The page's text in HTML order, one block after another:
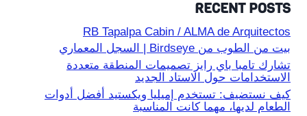
RECENT POSTS
RB Tapalpa Cabin / ALMA de Arquitectos
بيت من الطوب من Birdseye | السجل المعماري
تشارك تامبا باي رايز تصميمات المنطقة متعددة
الاستخدامات حول الاستاد الجديد
كيف نستضيف: تستخدم إميليا ويكستيد أفضل أدوات
الطعام لديها، مهما كانت المناسبة